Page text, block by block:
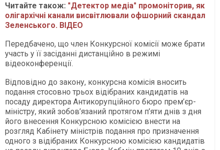
Читайте також: "Детектор медіа" промоніторив, як
олігархічні канали висвітлювали офшорний скандал
Зеленського. ВІДЕО
Передбачено, що член Конкурсної комісії може брати
участь у її засіданні дистанційно в режимі
відеоконференції.
Відповідно до закону, конкурсна комісія вносить
подання стосовно трьох відібраних кандидатів на
посаду директора Антикорупційного бюро прем’єр-
міністру, який зобов’язаний протягом п’яти днів з дня
його внесення Конкурсною комісією внести на
розгляд Кабінету міністрів подання про призначення
одного з відібраних Конкурсною комісією кандидатів